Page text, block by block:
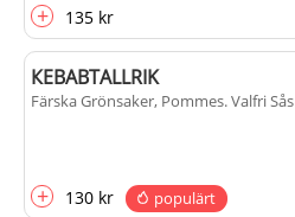
+ 135 kr
КЕВАВTALLRIK
Färska Grönsaker, Pommes. Valfri Sås
+ 130 kr populärt